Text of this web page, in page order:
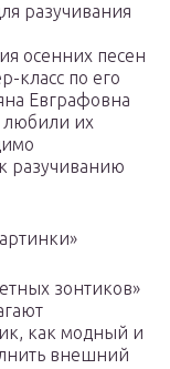
разучивания
осенних песен
класс по его
Евграфовна
любили их
разучиванию
зонтиков»
как модный и
внешний